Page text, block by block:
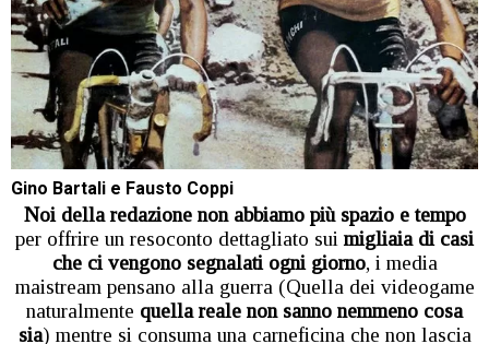
Gino Bartali e Fausto Coppi
Noi della redazione non abbiamo più spazio e tempo
per offrire un resoconto dettagliato sui migliaia di casi
che ci vengono segnalati ogni giorno, i media
maistream pensano alla guerra (Quella dei videogame
naturalmente quella reale non sanno nemmeno cosa
sia) mentre si consuma una carneficina che non lascia